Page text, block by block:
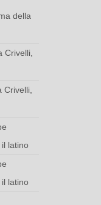
della
Crivelli,
Crivelli,
latino
latino